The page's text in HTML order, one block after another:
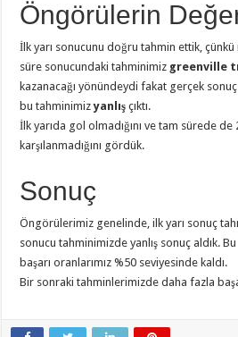
Öngörülerin
İlk yarı sonucunu doğru tahmin ettik,
süre sonucundaki tahminimiz greenville
kazanacağı yönündeydi fakat gerçek
bu tahminimizyanlış çıktı.
İlk yarıda gol olmadığını ve tam sürede
karşılanmadığını gördük.
Sonuç
Öngörülerimiz genelinde, ilk yarı sonuç
sonucu tahminimizde yanlış sonuç aldık.
başarı oranlarımız %50 seviyesinde kaldı.
Bir sonraki tahminlerimizde daha fazla